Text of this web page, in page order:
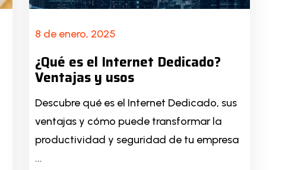
8 de enero, 2025
¿Qué es el Internet Dedicado?
Ventajas y usos
Descubre qué es el Internet Dedicado, sus
ventajas y cómo puede transformar la
productividad y seguridad de tu empresa
...